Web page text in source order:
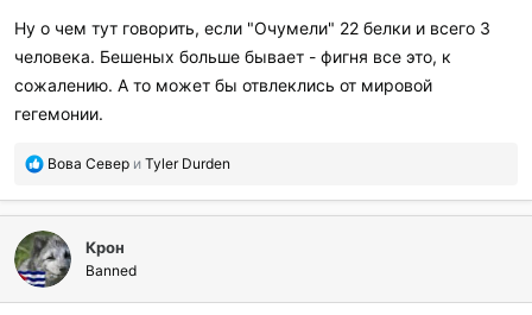
«Согласно отчетам Центра по контролю за заболеваниями США
(CDC), ежегодно в стране регистрируется в среднем около
семи случаев заболевания людей бубонной чумой,
при планировании поездок по стране.
Бубонная чума — особо опасное инфекционное заболевание.
Передается при укусе инфицированной блохи, крысы или
другого больного животного. Первые симптомы болезни
Ну о чем тут говорить, если "Очумели" 22 белки и всего 3
человека. Бешеных больше бывает - фигня все это, к
сожалению. А то может бы отвлеклись от мировой
гегемонии.
П
б
а
г
о
Вова Север и Tyler Durden
Крон
Banned